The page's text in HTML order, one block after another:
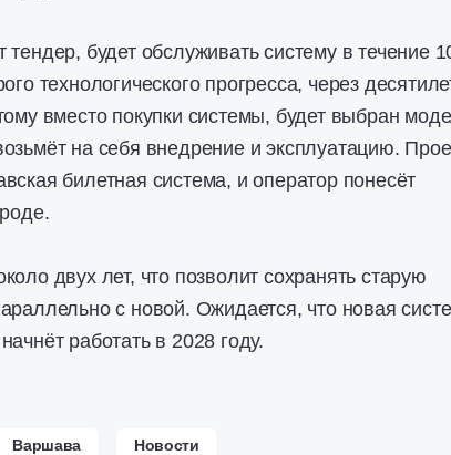
будет обслуживать систему в течение
технологического прогресса, через
вместо покупки системы, будет выбран
на себя внедрение и эксплуатацию.
билетная система, и оператор понесёт
двух лет, что позволит сохранять старую
с новой. Ожидается, что новая
работать в 2028 году.
Варшава Новости